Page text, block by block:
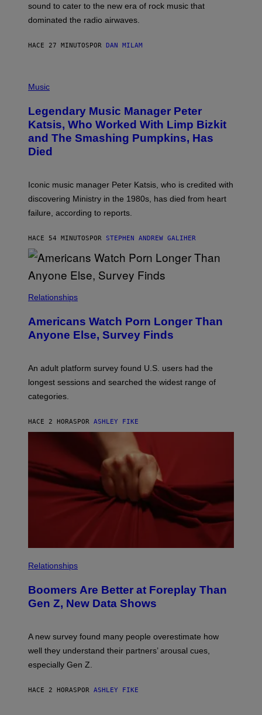
K
M
I
E
A
M
A
G
E
D
I
C
sound to cater to the new era of rock music that
dominated the radio airwaves.
HACE 27 MINUTOSPOR DAN MILAM
H
B
Y
D
I
M
R
O
S
K
M
O
R
I
/
R
E
I
G
Music
Legendary Music Manager Peter
Katsis, Who Worked With Limp Bizkit
and The Smashing Pumpkins, Has
Died
Iconic music manager Peter Katsis, who is credited with
discovering Ministry in the 1980s, has died from heart
failure, according to reports.
HACE 54 MINUTOSPOR STEPHEN ANDREW GALIHER
Relationships
Americans Watch Porn Longer Than
Anyone Else, Survey Finds
An adult platform survey found U.S. users had the
longest sessions and searched the widest range of
categories.
HACE 2 HORASPOR ASHLEY FIKE
Relationships
Boomers Are Better at Foreplay Than
Gen Z, New Data Shows
A new survey found many people overestimate how
well they understand their partners’ arousal cues,
especially Gen Z.
HACE 2 HORASPOR ASHLEY FIKE